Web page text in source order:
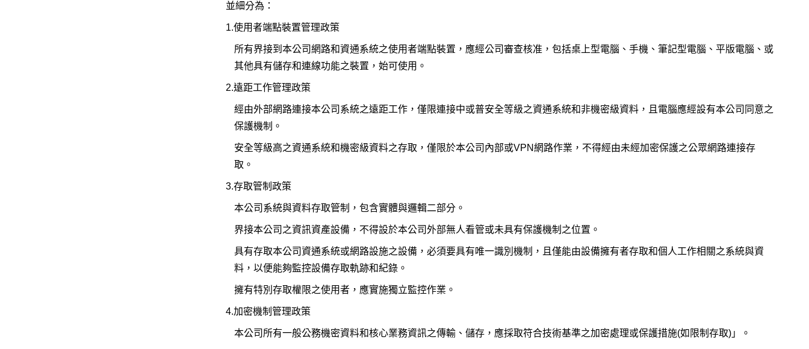
並細分為：
1.使用者端點裝置管理政策
所有界接到本公司網路和資通系統之使用者端點裝置，應經公司審查核准，包括桌上型電腦、手機、筆記型電腦、平版電腦、或
其他具有儲存和連線功能之裝置，始可使用。
2.遠距工作管理政策
經由外部網路連接本公司系統之遠距工作，僅限連接中或普安全等級之資通系統和非機密級資料，且電腦應經設有本公司同意之
保護機制。
安全等級高之資通系統和機密級資料之存取，僅限於本公司內部或VPN網路作業，不得經由未經加密保護之公眾網路連接存
取。
3.存取管制政策
本公司系統與資料存取管制，包含實體與邏輯二部分。
界接本公司之資訊資產設備，不得設於本公司外部無人看管或未具有保護機制之位置。
具有存取本公司資通系統或網路設施之設備，必須要具有唯一識別機制，且僅能由設備擁有者存取和個人工作相關之系統與資
料，以便能夠監控設備存取軌跡和紀錄。
擁有特別存取權限之使用者，應實施獨立監控作業。
4.加密機制管理政策
本公司所有一般公務機密資料和核心業務資訊之傳輸、儲存，應採取符合技術基準之加密處理或保護措施(如限制存取)」。